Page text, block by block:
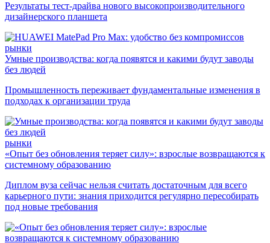
Результаты тест-драйва нового высокопроизводительного
дизайнерского планшета
рынки
Умные производства: когда появятся и какими будут заводы
без людей
Промышленность переживает фундаментальные изменения в
подходах к организации труда
рынки
«Опыт без обновления теряет силу»: взрослые возвращаются к
системному образованию
Диплом вуза сейчас нельзя считать достаточным для всего
карьерного пути: знания приходится регулярно пересобирать
под новые требования